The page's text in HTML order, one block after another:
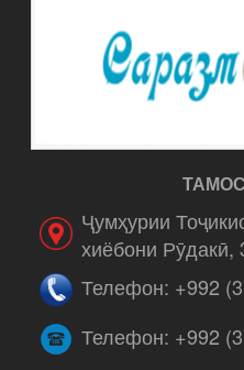
Ҷумҳурии
хиёбони Рӯдакӣ,
Телефон: +992
Телефон: +992